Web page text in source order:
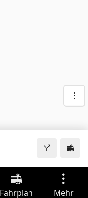
Fahrplan Mehr